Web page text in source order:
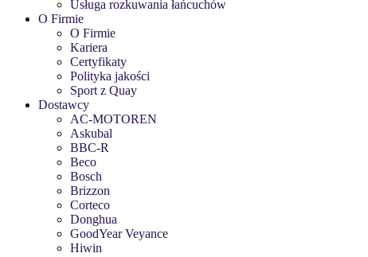
Usługa rozkuwania łańcuchów
O Firmie
O Firmie
Kariera
Certyfikaty
Polityka jakości
Sport z Quay
Dostawcy
AC-MOTOREN
Askubal
BBC-R
Beco
Bosch
Brizzon
Corteco
Donghua
GoodYear Veyance
Hiwin